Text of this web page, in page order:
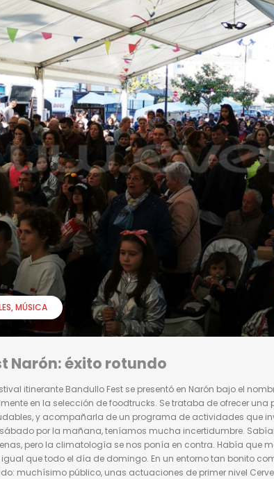
MÚSICA
Narón: éxito rotundo
itinerante Bandullo Fest se presentó en Narón bajo el
en la selección de foodtrucks. Se trataba de ofrecer
y acompañarla de un programa de actividades que
sábado por la mañana, teníamos mucha incertidumbre.
pero la climatología se nos ponía en contra. Había que
que todo el día de domingo. En un entorno tan bonito
muchísimo público, unas actuaciones de primer nivel